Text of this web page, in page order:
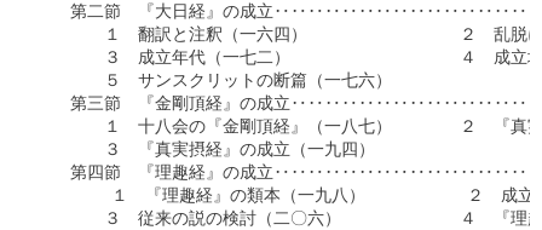
第二節　『大日経』の成立
１　翻訳と注釈（一六四）　　　　　　　　　２　乱脱に
３　成立年代（一七二）　　　　　　　　　　４　成立地
５　サンスクリットの断篇（一七六）
第三節　『金剛頂経』の成立
１　十八会の『金剛頂経』（一八七）　　　　２　『真実
３　『真実摂経』の成立（一九四）
第四節　『理趣経』の成立
１　『理趣経』の類本（一九八）　　　　　　２　成立に
３　従来の説の検討（二〇六）　　　　　　　４　『理趣